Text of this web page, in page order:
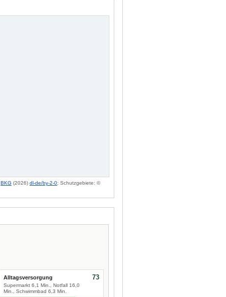
BKG (2026) dl-de/by-2-0; Schutzgebiete: ©
Alltagsversorgung
Supermarkt 6,1 Min., Notfall 16,0
Min., Schwimmbad 6,3 Min.
73